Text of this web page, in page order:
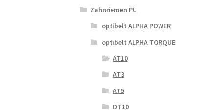
Zahnriemen PU
optibelt ALPHA POWER
optibelt ALPHA TORQUE
AT10
AT3
AT5
DT10